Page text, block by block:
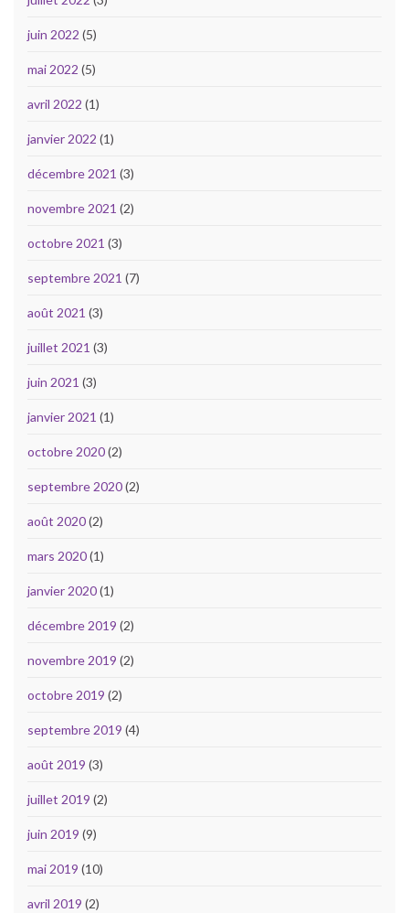
juin 2022 (5)
mai 2022 (5)
avril 2022 (1)
janvier 2022 (1)
décembre 2021 (3)
novembre 2021 (2)
octobre 2021 (3)
septembre 2021 (7)
août 2021 (3)
juillet 2021 (3)
juin 2021 (3)
janvier 2021 (1)
octobre 2020(2)
septembre 2020(2)
août 2020(2)
mars 2020(1)
janvier 2020(1)
décembre 2019 (2)
novembre 2019 (2)
octobre 2019 (2)
septembre 2019 (4)
août 2019 (3)
juillet 2019 (2)
juin 2019 (9)
mai 2019 (10)
avril 2019 (2)